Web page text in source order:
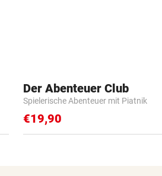
Der Abenteuer Club
Spielerische Abenteuer mit Piatnik
€19,90